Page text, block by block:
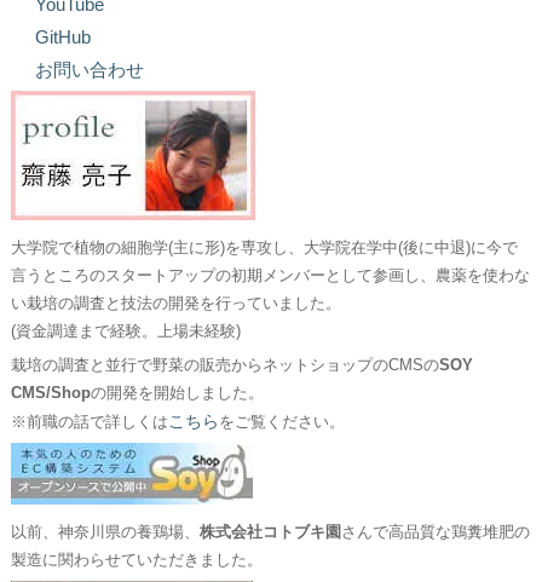
GitHub
お問い合わせ
大学院で植物の細胞学(主に形)を専攻し、大学院在学中(後に中退)に今で
言うところのスタートアップの初期メンバーとして参画し、農薬を使わな
い栽培の調査と技法の開発を行っていました。
(資金調達まで経験。上場未経験)
栽培の調査と並行で野菜の販売からネットショップのCMSのSOY
CMS/Shopの開発を開始しました。
※前職の話で詳しくは こちら をご覧ください。
以前、神奈川県の養鶏場、 株式会社コトブキ園 さんで高品質な鶏糞堆肥の
製造に関わらせていただきました。